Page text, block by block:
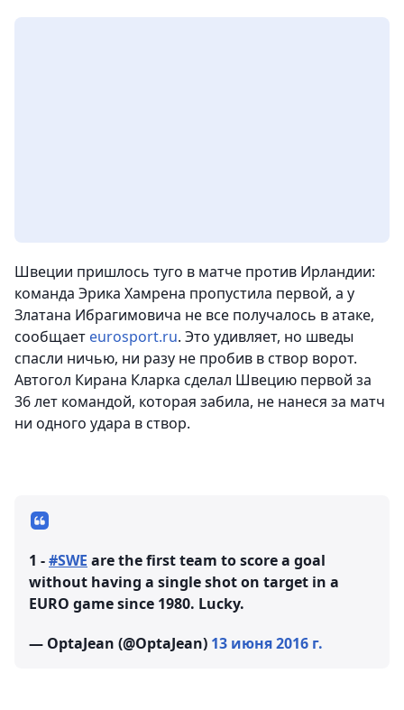
Швеции пришлось туго в матче против Ирландии:
команда Эрика Хамрена пропустила первой, а у
Златана Ибрагимовича не все получалось в атаке,
сообщает eurosport.ru. Это удивляет, но шведы
спасли ничью, ни разу не пробив в створ ворот.
Автогол Кирана Кларка сделал Швецию первой за
36 лет командой, которая забила, не нанеся за матч
ни одного удара в створ.
1 -#SWE are the first team to score a goal
without having a single shot on target in a
EURO game since 1980. Lucky.
— OptaJean (@OptaJean) 13 июня 2016 г.